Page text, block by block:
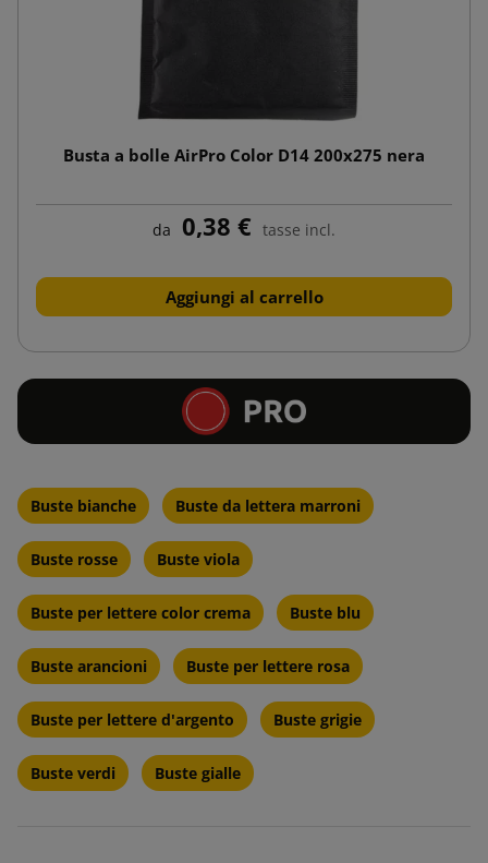
Busta a bolle AirPro Color D14 200x275 nera
da 0,38 € tasse incl.
Aggiungi al carrello
Buste bianche Buste da lettera marroni
Buste rosse Buste viola
Buste per lettere color crema Buste blu
Buste arancioni Buste per lettere rosa
Buste per lettere d'argento Buste grigie
Buste verdi Buste gialle